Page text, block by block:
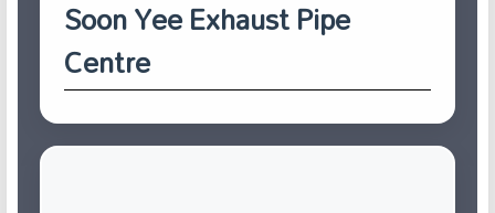
Soon Yee Exhaust Pipe
Centre